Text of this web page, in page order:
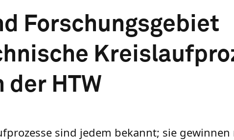
Forschungsgebiet
HTW
sind jedem bekannt; sie